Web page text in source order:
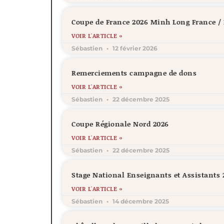
Coupe de France 2026 Minh Long France /
VOIR L'ARTICLE »
Sébastien 12 février 2026
Remerciements campagne de dons
VOIR L'ARTICLE »
Sébastien 22 décembre 2025
Coupe Régionale Nord 2026
VOIR L'ARTICLE »
Sébastien 22 décembre 2025
Stage National Enseignants et Assistants
VOIR L'ARTICLE »
Sébastien 14 décembre 2025